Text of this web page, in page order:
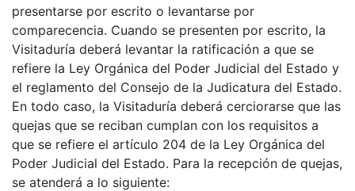
presentarse por escrito o levantarse por
comparecencia. Cuando se presenten por escrito, la
Visitaduría deberá levantar la ratificación a que se
refiere la Ley Orgánica del Poder Judicial del Estado y
el reglamento del Consejo de la Judicatura del Estado.
En todo caso, la Visitaduría deberá cerciorarse que las
quejas que se reciban cumplan con los requisitos a
que se refiere el artículo 204 de la Ley Orgánica del
Poder Judicial del Estado. Para la recepción de quejas,
se atenderá a lo siguiente: